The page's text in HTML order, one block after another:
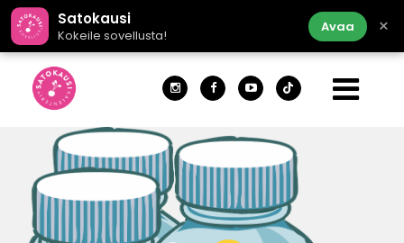
Satokausi
Kokeile sovellusta!
Avaa ×